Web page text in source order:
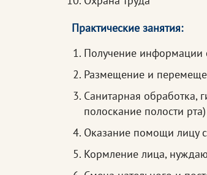
Практические занятия:
Получение информации
Размещение и
Санитарная обработка,
полоскание полости рта)
Оказание помощи лицу с
Кормление лица,